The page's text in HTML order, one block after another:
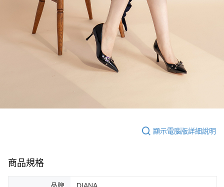
顯示電腦版詳細說明
商品規格